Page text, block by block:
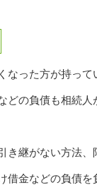
なった方が持って
どの負債も相続
き継がない方法、
借金などの負債を